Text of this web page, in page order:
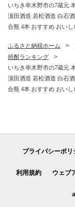
いちき串木野市の7蔵元
濵田酒造 若松酒造 白石
合瓶 4本 おすすめ おいし
ふるさと納税ホーム
焼酎ランキング
いちき串木野市の7蔵元
濵田酒造 若松酒造 白石
合瓶 4本 おすすめ おいし
プライバシーポリ
利用規約 ウェブ